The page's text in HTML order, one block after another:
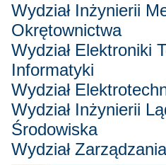
Wydział Inżynierii
Okrętownictwa
Wydział Elektroniki
Informatyki
Wydział
Wydział Inżynierii
Środowiska
Wydział